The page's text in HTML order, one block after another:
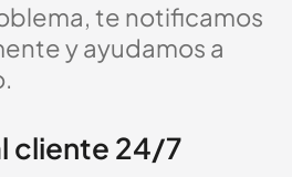
te notificamos
y ayudamos a
cliente 24/7